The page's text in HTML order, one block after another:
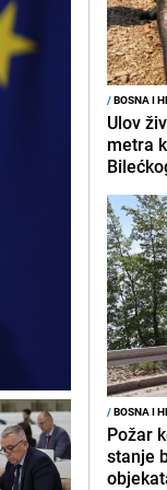
/BOSNA I
Ulov
metra
/BOSNA I
Požar
stanje